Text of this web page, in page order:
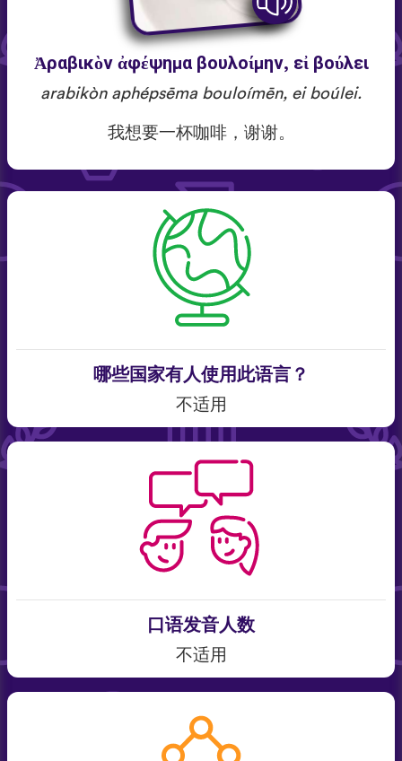
Ἀραβικὸν ἀφέψημα βουλοίμην, εἰ βούλει
arabikòn aphépsēma bouloímēn, ei boúlei.
我想要一杯咖啡，谢谢。
哪些国家有人使用此语言？
不适用
口语发音人数
不适用